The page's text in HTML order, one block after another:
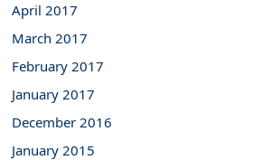
April 2017
March 2017
February 2017
January 2017
December 2016
January 2015